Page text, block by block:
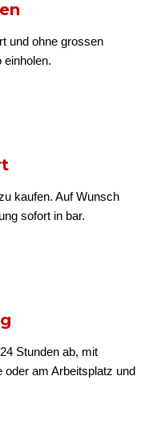
und ohne grossen
einholen.
kaufen. Auf Wunsch
sofort in bar.
Stunden ab, mit
oder am Arbeitsplatz und